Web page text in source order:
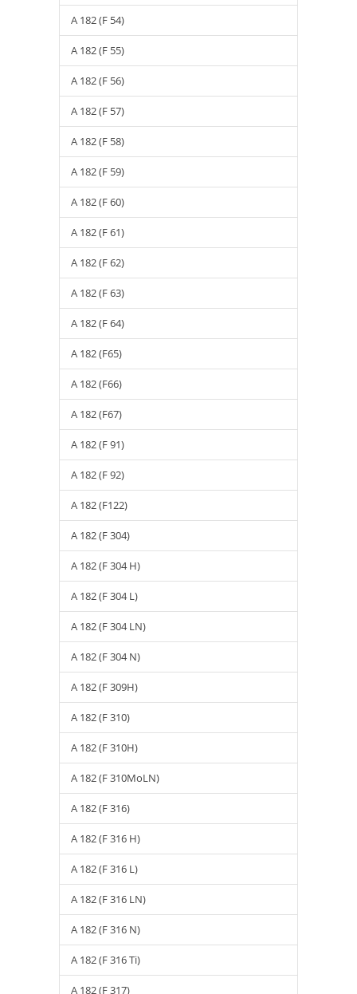
A 182 (F 54)
A 182 (F 55)
A 182 (F 56)
A 182 (F 57)
A 182 (F 58)
A 182 (F 59)
A 182 (F 60)
A 182 (F 61)
A 182 (F 62)
A 182 (F 63)
A 182 (F 64)
A 182 (F65)
A 182 (F66)
A 182 (F67)
A 182 (F 91)
A 182 (F 92)
A 182 (F122)
A 182 (F 304)
A 182 (F 304 H)
A 182 (F 304 L)
A 182 (F 304 LN)
A 182 (F 304 N)
A 182 (F 309H)
A 182 (F 310)
A 182 (F 310H)
A 182 (F 310MoLN)
A 182 (F 316)
A 182 (F 316 H)
A 182 (F 316 L)
A 182 (F 316 LN)
A 182 (F 316 N)
A 182 (F 316 Ti)
A 182 (F 317)